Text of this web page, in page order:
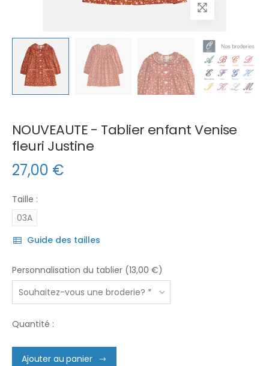
NOUVEAUTE - Tablier enfant Venise
fleuri Justine
27,00 €
Taille :
03A
Guide des tailles
Personnalisation du tablier (13,00 €)
Quantité :
Ajouter au panier